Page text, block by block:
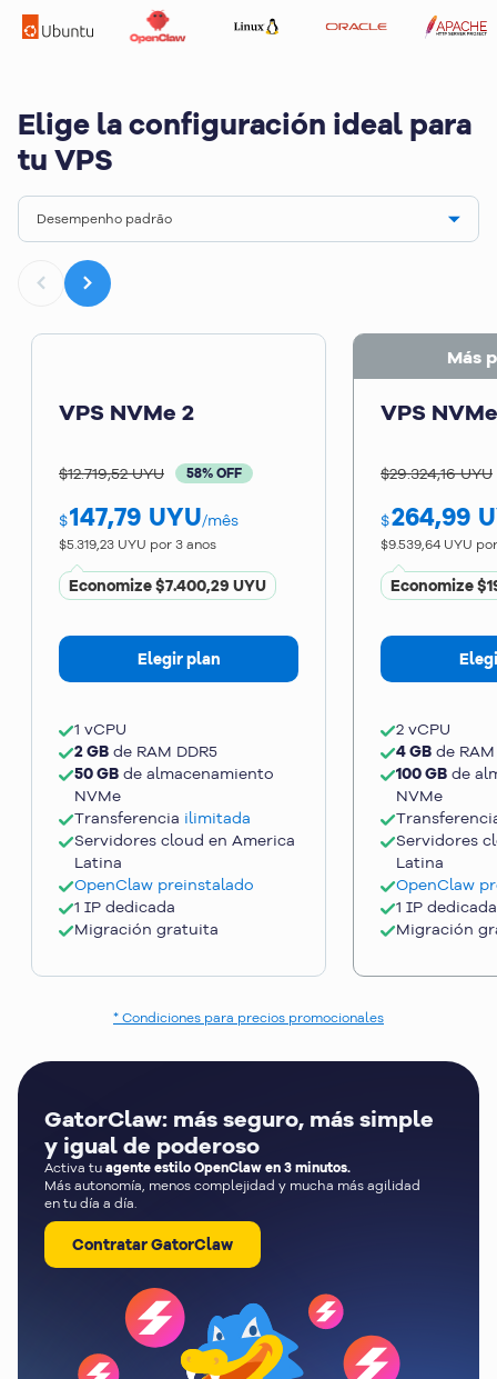
Elige la configuración ideal para
tu VPS
Desempenho padrão
VPS NVMe 2
$12.719,52 UYU 58% OFF
$147,79 UYU/mês
$5.319,23 UYU por 3 anos
Economize$7.400,29 UYU
Elegir plan
1 vCPU
2 GB de RAM DDR5
50 GB de almacenamiento
NVMe
Transferencia ilimitada
Servidores cloud en America
Latina
OpenClaw preinstalado
1 IP dedicada
Migración gratuita
Más
VPS
$29.324,16 UYU
$264,99
$9.539,64 UYU
Economize
2 vCPU
4 GB de
100 GB de
NVMe
Servidores
Latina
OpenClaw
1 IP dedicada
Migración
* Condiciones para precios promocionales
GatorClaw: más seguro, más simple
y igual de poderoso
Activa tu agente estilo OpenClaw en 3 minutos.
Más autonomía, menos complejidad y mucha más agilidad
en tu día a día.
Contratar GatorClaw